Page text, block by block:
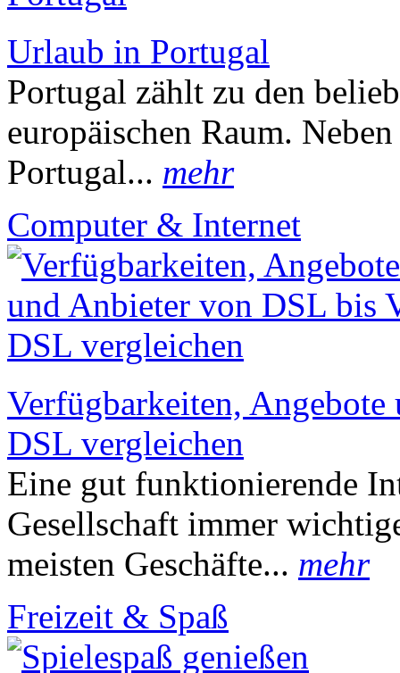
Urlaub in Portugal
Portugal zählt zu den
europäischen Raum.
Portugal... mehr
Computer & Internet
Verfügbarkeiten,
DSL vergleichen
Eine gut funktionierende
Gesellschaft immer
meisten Geschäfte... mehr
Freizeit & Spaß